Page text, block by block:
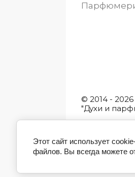
© 2014 - 2026
"Духи и
Этот сайт использует
файлов. Вы всегда можете